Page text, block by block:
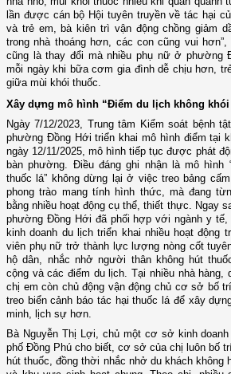
lần được cán bộ Hội tuyên truyền về tác hại
và trẻ em, bà kiên trì vận động chồng giảm
trong nhà thoáng hơn, các con cũng vui
cũng là thay đổi mà nhiều phụ nữ ở phường
mỗi ngàykhi bữa cơm gia đình dễ chịu hơn,
giữa mùi khói thuốc.
Xây dựng mô hình “Điểm du lịch không khói
Ngày 7/12/2023, Trung tâm Kiểm soát bệnh
phường Đồng Hới triển khai mô hình điểm tại
ngày 12/11/2025, mô hình tiếp tục được phát
bàn phường. Điều đáng ghi nhận là mô hình
thuốc lá” không dừng lại ở việc treo bảng
phong trào mang tính hình thức, mà đang
bằng nhiều hoạt động cụ thể, thiết thực. Ngay
phường Đồng Hới đã phối hợp với ngành y
kinh doanh du lịch triển khai nhiều hoạt động
viên phụ nữ trở thành lực lượng nòng cốt
hộ dân, nhắc nhở người thân không hút
cộng và các điểm du lịch. Tại nhiều nhà
chị em còn chủ động vận động chủ cơ sở bố
treo biển cảnh báo tác hại thuốc lá để xây
minh, lịch sự hơn.
Bà Nguyễn Thị Lợi, chủ một cơ sở kinh
phố Đồng Phú cho biết, cơ sở của chị luôn bố
hút thuốc, đồng thời nhắc nhở du khách không